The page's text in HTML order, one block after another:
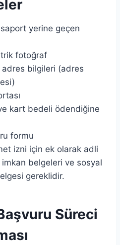
yerine geçen
fotoğraf
adres bilgileri (adres
kart bedeli ödendiğine
formu
izni için ek olarak adli
belgeleri ve sosyal
gereklidir.
Süreci